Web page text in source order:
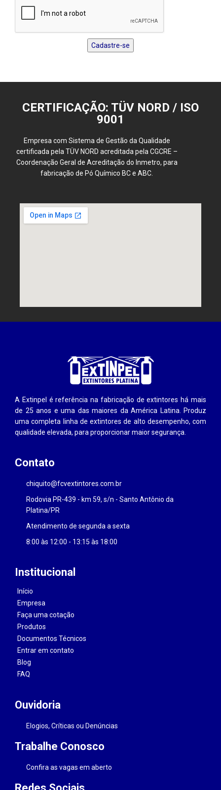
CERTIFICAÇÃO: TÜV NORD / ISO
9001
Empresa com Sistema de Gestão da Qualidade
certificada pela TÜV NORD acreditada pela CGCRE –
Coordenação Geral de Acreditação do Inmetro, para
fabricação de Pó Químico BC e ABC.
A Extinpel é referência na fabricação de extintores há mais
de 25 anos e uma das maiores da América Latina. Produz
uma completa linha de extintores de alto desempenho, com
qualidade elevada, para proporcionar maior segurança.
Contato
chiquito@fcvextintores.com.br
Rodovia PR-439 - km 59, s/n - Santo Antônio da
Platina/PR
Atendimento de segunda a sexta
8:00 às 12:00 - 13:15 às 18:00
Institucional
Início
Empresa
Faça uma cotação
Produtos
Documentos Técnicos
Entrar em contato
Blog
FAQ
Ouvidoria
Elogios, Críticas ou Denúncias
Trabalhe Conosco
Confira as vagas em aberto